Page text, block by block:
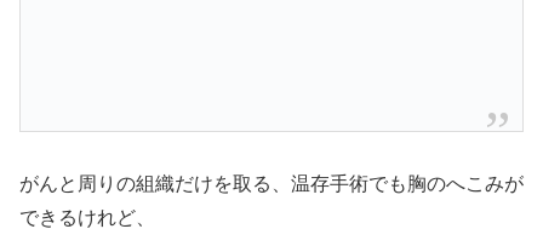
がんと周りの組織だけを取る、温存手術でも胸のへこみが
できるけれど、